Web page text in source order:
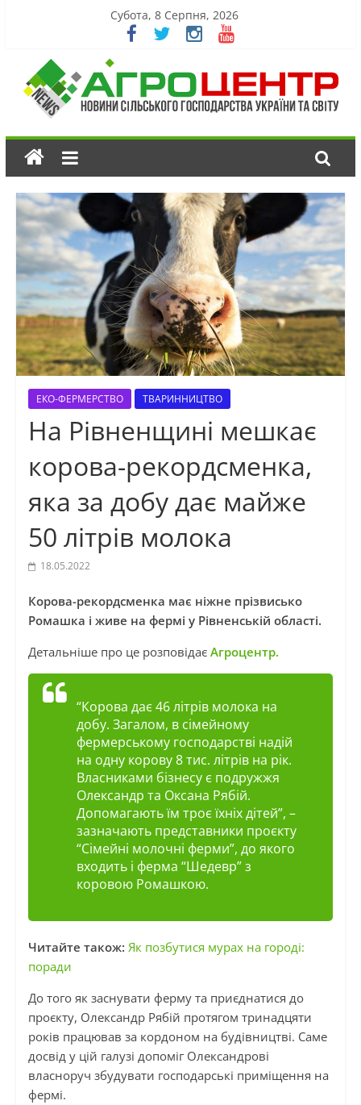
Субота, 8 Серпня, 2026
ЕКО-ФЕРМЕРСТВО ТВАРИННИЦТВО
На Рівненщині мешкає
корова-рекордсменка,
яка за добу дає майже
50 літрів молока
18.05.2022
Корова-рекордсменка має ніжне прізвисько
Ромашка і живе на фермі у Рівненській області.
Детальніше про це розповідає Агроцентр.
“Корова дає 46 літрів молока на
добу. Загалом, в сімейному
фермерському господарстві надій
на одну корову 8 тис. літрів на рік.
Власниками бізнесу є подружжя
Олександр та Оксана Рябій.
Допомагають їм троє їхніх дітей”, –
зазначають представники проєкту
“Сімейні молочні ферми”, до якого
входить і ферма “Шедевр” з
коровою Ромашкою.
Читайте також: Як позбутися мурах на городі:
поради
До того як заснувати ферму та приєднатися до
проєкту, Олександр Рябій протягом тринадцяти
років працював за кордоном на будівництві. Саме
досвід у цій галузі допоміг Олександрові
власноруч збудувати господарські приміщення на
фермі.